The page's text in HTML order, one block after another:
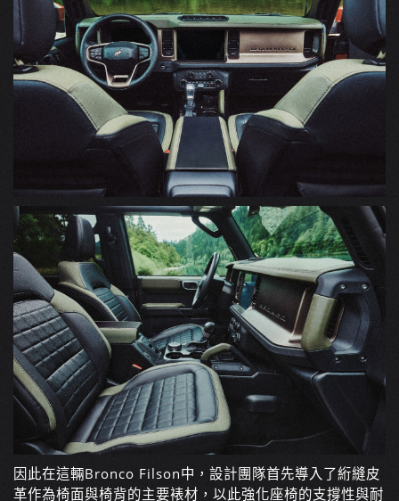
因此在這輛Bronco Filson中，設計團隊首先導入了絎縫皮
革作為椅面與椅背的主要裱材，以此強化座椅的支撐性與耐